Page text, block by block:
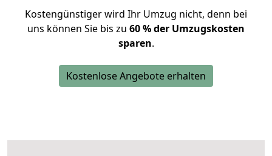
Kostengünstiger wird Ihr Umzug nicht, denn bei
uns können Sie bis zu 60 % der Umzugskosten
sparen.
Kostenlose Angebote erhalten